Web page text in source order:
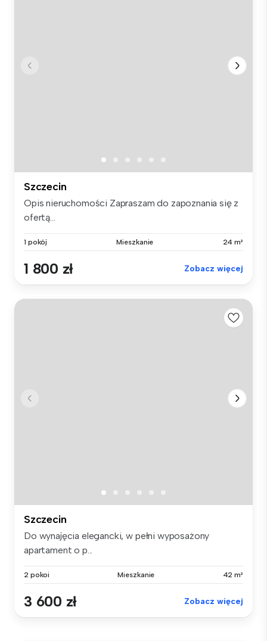
Szczecin
Opis nieruchomości Zapraszam do zapoznania się z
ofertą...
1 pokój Mieszkanie 24 m²
1 800 zł Zobacz więcej
Szczecin
Do wynajęcia elegancki, w pełni wyposażony
apartament o p...
2 pokoi Mieszkanie 42 m²
3 600 zł Zobacz więcej